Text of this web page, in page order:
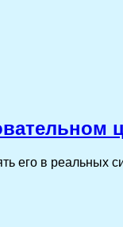
его в реальных